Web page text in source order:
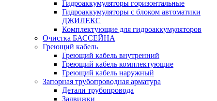
Гидроаккумуляторы горизонтальные
Гидроаккумуляторы с блоком автоматики
ДЖИЛЕКС
Комплектующие для гидроаккумуляторов
Очистка БАССЕЙНА
Греющий кабель
Греющий кабель внутренний
Греющий кабель комплектующие
Греющий кабель наружный
Запорная трубопроводная арматура
Детали трубопровода
Задвижки